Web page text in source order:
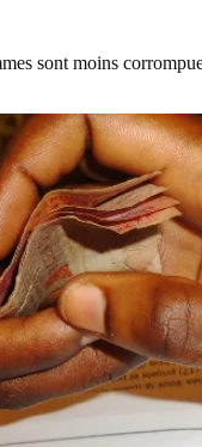
sont moins